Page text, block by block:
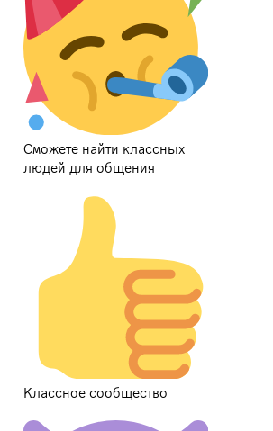
Сможете найти классных
людей для общения
Классное сообщество